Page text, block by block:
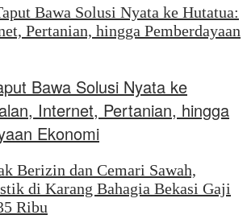
Bawa Solusi Nyata ke
Internet, Pertanian, hingga
Ekonomi